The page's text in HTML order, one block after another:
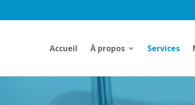
Accueil À propos Services